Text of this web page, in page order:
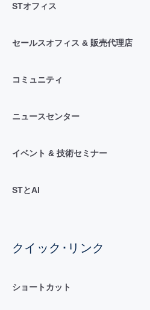
STオフィス
セールスオフィス & 販売代理店
コミュニティ
ニュースセンター
イベント & 技術セミナー
STとAI
クイック･リンク
ショートカット